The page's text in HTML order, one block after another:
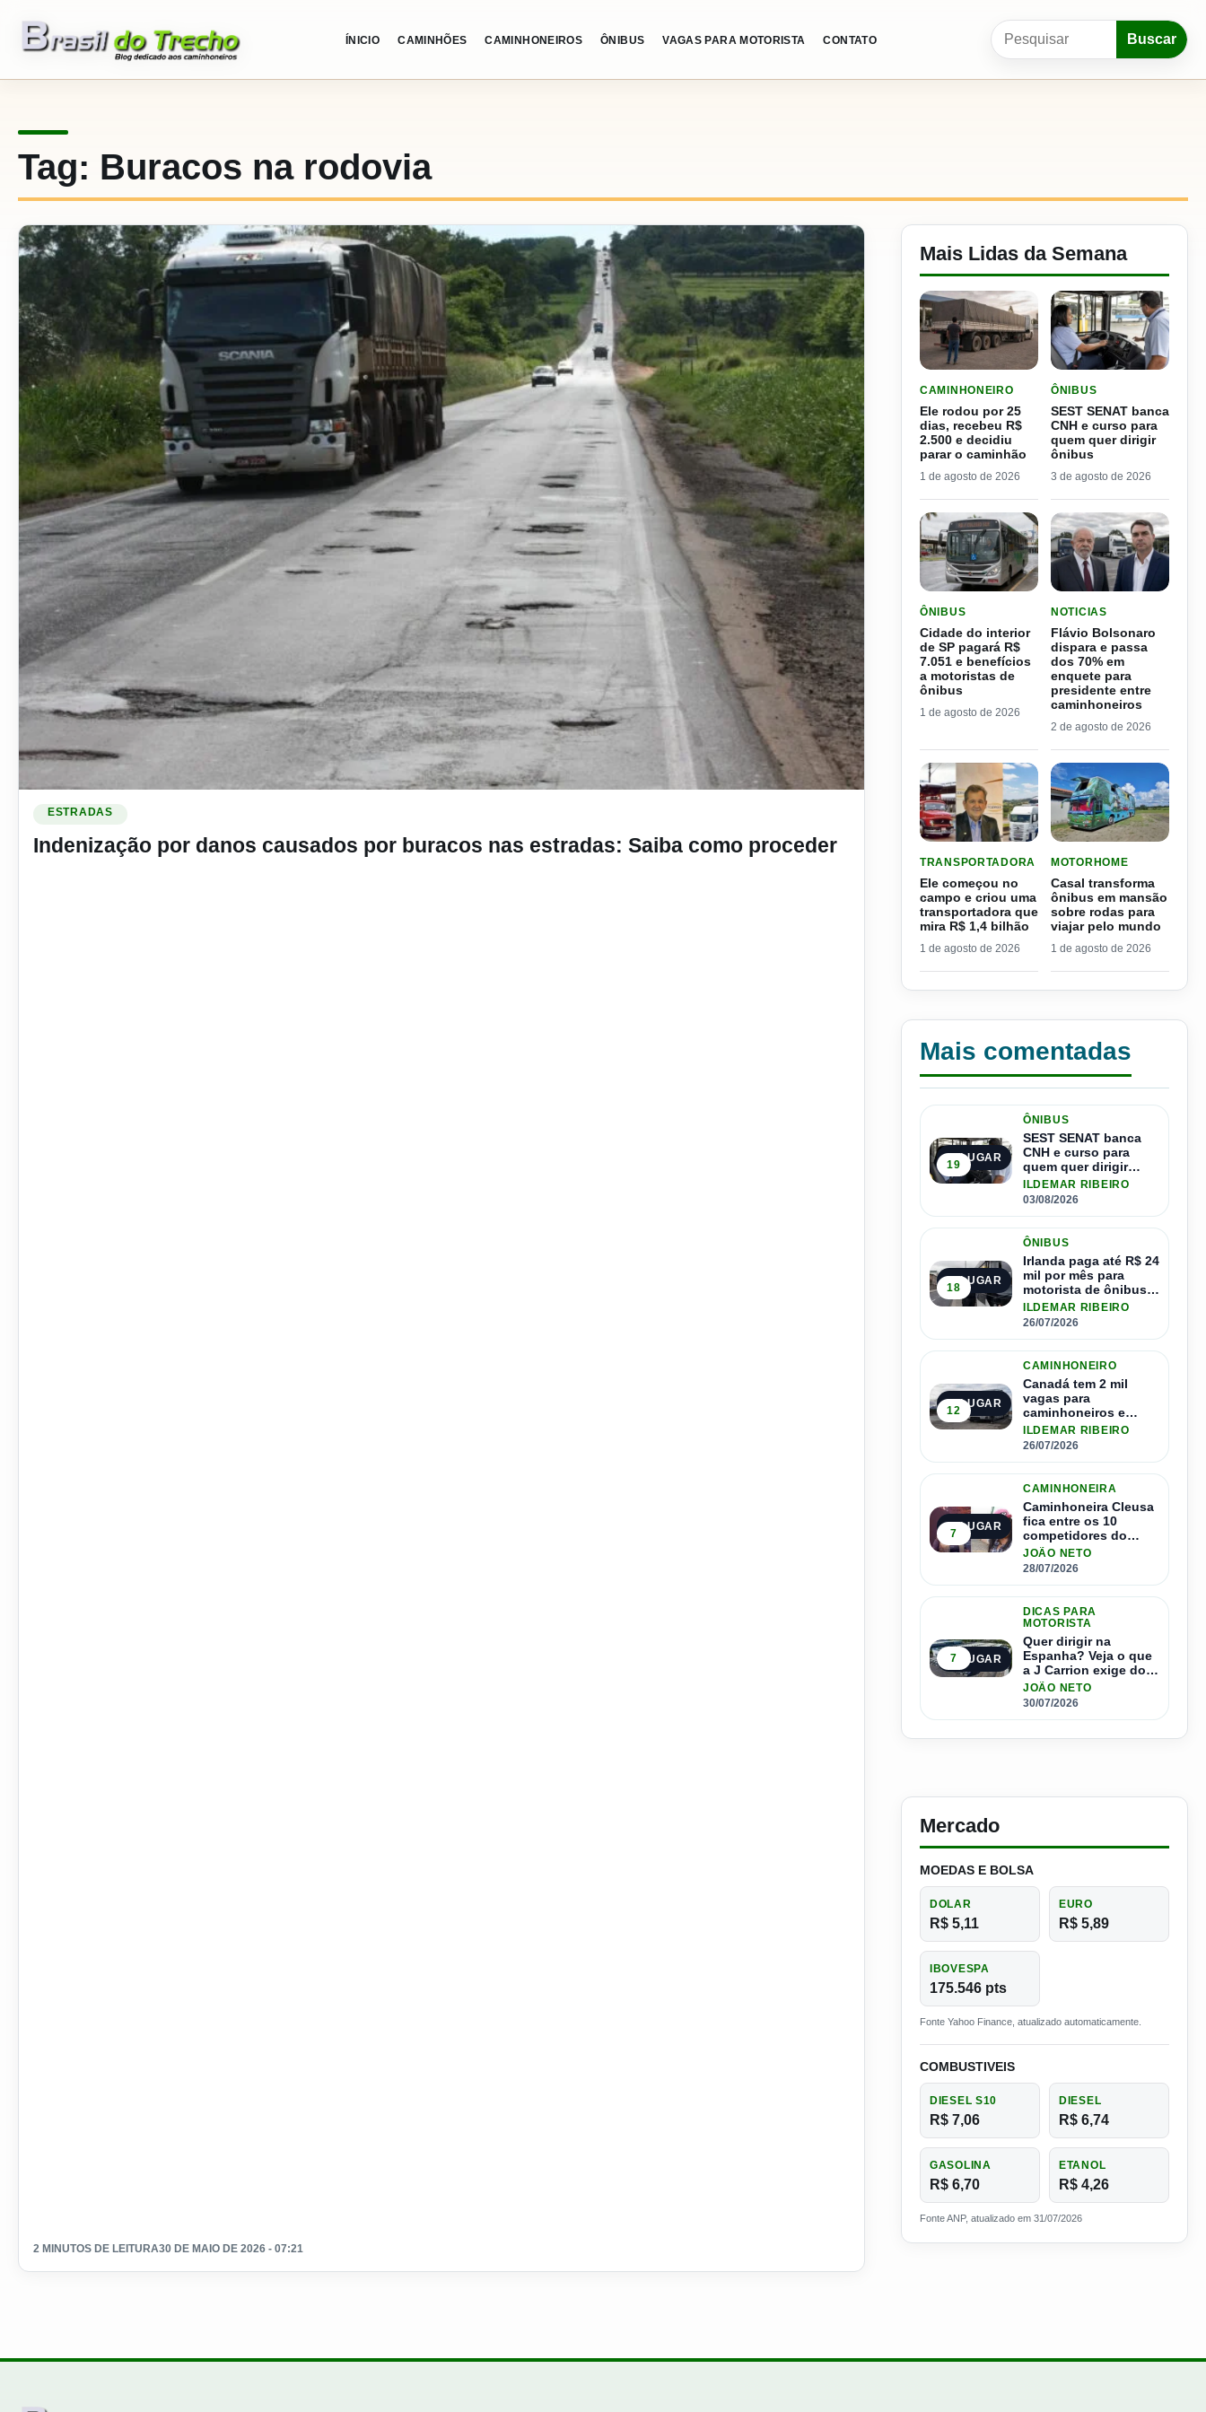
ÍNICIO CAMINHÕES CAMINHONEIROS ÔNIBUS VAGAS PARA MOTORISTA CONTATO
Pesquisar por:
Buscar
Tag: Buracos na rodovia
ESTRADAS
Indenização por danos causados por buracos nas estradas: Saiba como proceder
2 MINUTOS DE LEITURA30 DE MAIO DE 2026 - 07:21
Mais Lidas da Semana
CAMINHONEIRO
Ele rodou por 25
dias, recebeu R$
2.500 e decidiu
parar o caminhão
1 de agosto de 2026
ÔNIBUS
SEST SENAT banca
CNH e curso para
quem quer dirigir
ônibus
3 de agosto de 2026
ÔNIBUS
Cidade do interior
de SP pagará R$
7.051 e benefícios
a motoristas de
ônibus
1 de agosto de 2026
NOTICIAS
Flávio Bolsonaro
dispara e passa
dos 70% em
enquete para
presidente entre
caminhoneiros
2 de agosto de 2026
TRANSPORTADORA
Ele começou no
campo e criou uma
transportadora que
mira R$ 1,4 bilhão
1 de agosto de 2026
MOTORHOME
Casal transforma
ônibus em mansão
sobre rodas para
viajar pelo mundo
1 de agosto de 2026
Mais comentadas
1º LUGAR
19
ÔNIBUS
SEST SENAT banca
CNH e curso para
quem quer dirigir
ônibus
ILDEMAR RIBEIRO
03/08/2026
2º LUGAR
18
ÔNIBUS
Irlanda paga até R$ 24
mil por mês para
motorista de ônibus e
pode contratar até
1.500 motoristas
ILDEMAR RIBEIRO
26/07/2026
3º LUGAR
12
CAMINHONEIRO
Canadá tem 2 mil
vagas para
caminhoneiros e
salário de até R$ 24
mil por mês
ILDEMAR RIBEIRO
26/07/2026
4º LUGAR
7
CAMINHONEIRA
Caminhoneira Cleusa
fica entre os 10
competidores do
Master Driver Brasil
JOÃO NETO
28/07/2026
5º LUGAR
7
DICAS PARA
MOTORISTA
Quer dirigir na
Espanha? Veja o que
a J Carrion exige dos
brasileiros
JOÃO NETO
30/07/2026
Mercado
MOEDAS E BOLSA
DOLAR
R$ 5,11
EURO
R$ 5,89
IBOVESPA
175.546 pts
Fonte Yahoo Finance, atualizado automaticamente.
COMBUSTIVEIS
DIESEL S10
R$ 7,06
DIESEL
R$ 6,74
GASOLINA
R$ 6,70
ETANOL
R$ 4,26
Fonte ANP, atualizado em 31/07/2026